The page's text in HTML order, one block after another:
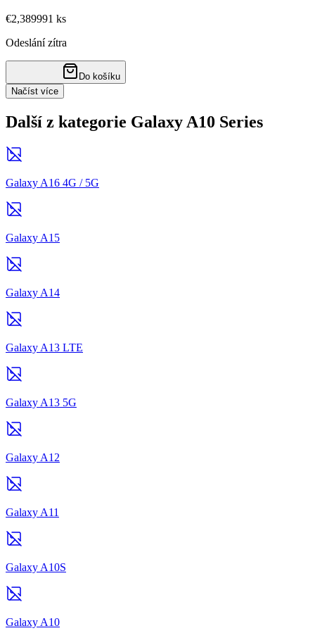
€2,389991 ks
Odeslání zítra
Do košíku
Načíst více
Další z kategorie Galaxy A10 Series
Galaxy A16 4G / 5G
Galaxy A15
Galaxy A14
Galaxy A13 LTE
Galaxy A13 5G
Galaxy A12
Galaxy A11
Galaxy A10S
Galaxy A10